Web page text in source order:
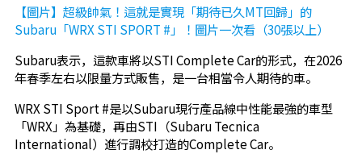
【圖片】超級帥氣！這就是實現「期待已久MT回歸」的
Subaru「WRX STI SPORT #」！圖片一次看（30張以上）
Subaru表示，這款車將以STI Complete Car的形式，在2026
年春季左右以限量方式販售，是一台相當令人期待的車。
WRX STI Sport #是以Subaru現行產品線中性能最強的車型
「WRX」為基礎，再由STI（Subaru Tecnica
International）進行調校打造的Complete Car。